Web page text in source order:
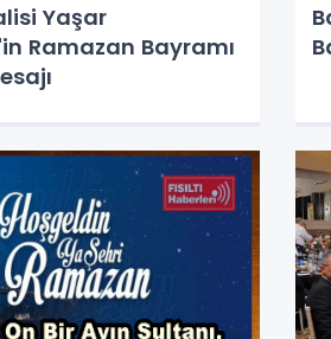
Yaşar
Ramazan Bayramı